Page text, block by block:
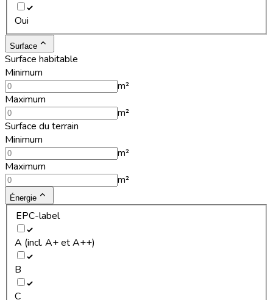
Oui
Surface
Surface habitable
Minimum
m²
Maximum
m²
Surface du terrain
Minimum
m²
Maximum
m²
Énergie
EPC-label
A (incl. A+ et A++)
B
C